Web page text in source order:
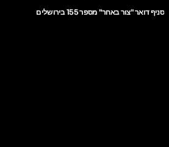
סניף דואר "צור באחר" מספר 155 בירושלים